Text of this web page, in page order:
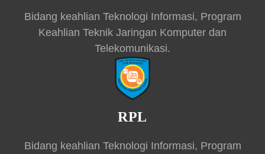
Bidang keahlian Teknologi Informasi, Program
Keahlian Teknik Jaringan Komputer dan
Telekomunikasi.
RPL
Bidang keahlian Teknologi Informasi, Program